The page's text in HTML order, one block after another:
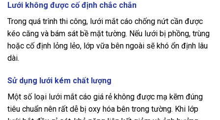
Lưới không được cố định chắc chắn
Trong quá trình thi công, lưới mắt cáo chống nứt cần được
kéo căng và bám sát bề mặt tường. Nếu lưới bị phồng, trùng
hoặc cố định lỏng lẻo, lớp vữa bên ngoài sẽ khó ổn định lâu
dài.
Sử dụng lưới kém chất lượng
Một số loại lưới mắt cáo giá rẻ không được mạ kẽm đúng
tiêu chuẩn nên rất dễ bị oxy hóa bên trong tường. Khi lớp